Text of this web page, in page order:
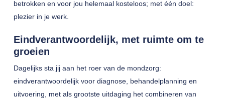
betrokken en voor jou helemaal kosteloos; met één doel:
plezier in je werk.
Eindverantwoordelijk, met ruimte om te
groeien
Dagelijks sta jij aan het roer van de mondzorg:
eindverantwoordelijk voor diagnose, behandelplanning en
uitvoering, met als grootste uitdaging het combineren van